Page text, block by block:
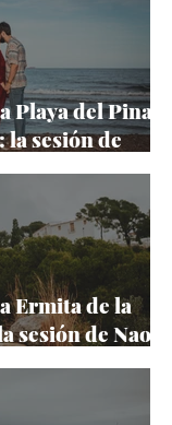
Playa del Pinar
la sesión de
junto al
Ermita de la
sesión de Naomi
de los lugares